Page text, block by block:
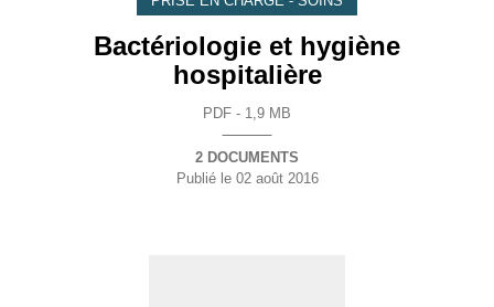
Bactériologie et hygiène
hospitalière
PDF - 1,9 MB
2 DOCUMENTS
Publié le02 août 2016